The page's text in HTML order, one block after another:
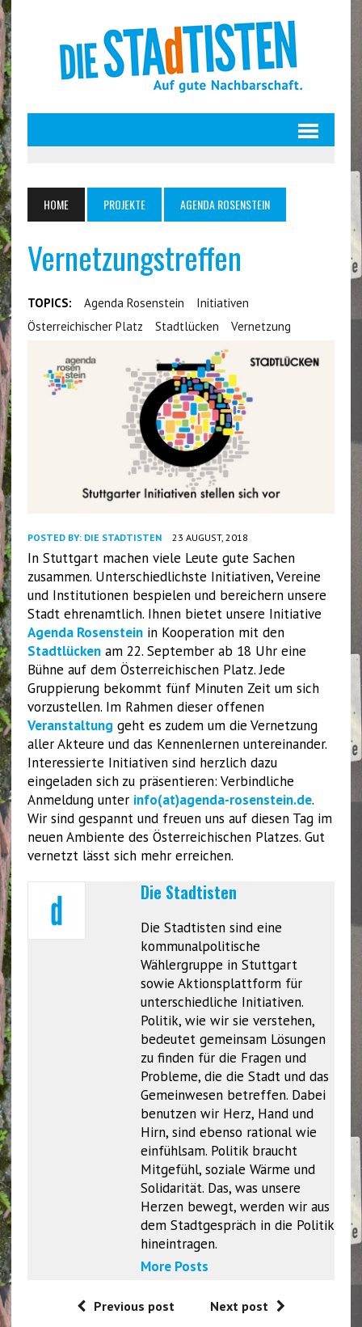
HOME PROJEKTE AGENDA ROSENSTEIN
Vernetzungstreffen
TOPICS: Agenda Rosenstein
Initiativen
Österreichischer Platz
Stadtlücken Vernetzung
POSTED BY: DIE STADTISTEN 23 AUGUST, 2018
In Stuttgart machen viele Leute gute Sachen
zusammen. Unterschiedlichste Initiativen, Vereine
und Institutionen bespielen und bereichern unsere
Stadt ehrenamtlich. Ihnen bietet unsere Initiative
Agenda Rosensteinin Kooperation mit den
Stadtlückenam 22. September ab 18 Uhr eine
Bühne auf dem Österreichischen Platz. Jede
Gruppierung bekommt fünf Minuten Zeit um sich
vorzustellen. Im Rahmen dieser offenen
Veranstaltung geht es zudem um die Vernetzung
aller Akteure und das Kennenlernen untereinander.
Interessierte Initiativen sind herzlich dazu
eingeladen sich zu präsentieren: Verbindliche
Anmeldung unter info(at)agenda-rosenstein.de.
Wir sind gespannt und freuen uns auf diesen Tag im
neuen Ambiente des Österreichischen Platzes. Gut
vernetzt lässt sich mehr erreichen.
Die Stadtisten
Die Stadtisten sind eine
kommunalpolitische
Wählergruppe in Stuttgart
sowie Aktionsplattform für
unterschiedliche Initiativen.
Politik, wie wir sie verstehen,
bedeutet gemeinsam Lösungen
zu finden für die Fragen und
Probleme, die die Stadt und das
Gemeinwesen betreffen. Dabei
benutzen wir Herz, Hand und
Hirn, sind ebenso rational wie
einfühlsam. Politik braucht
Mitgefühl, soziale Wärme und
Solidarität. Das, was unsere
Herzen bewegt, werden wir aus
dem Stadtgespräch in die Politik
hineintragen.
More Posts
Previous post Next post